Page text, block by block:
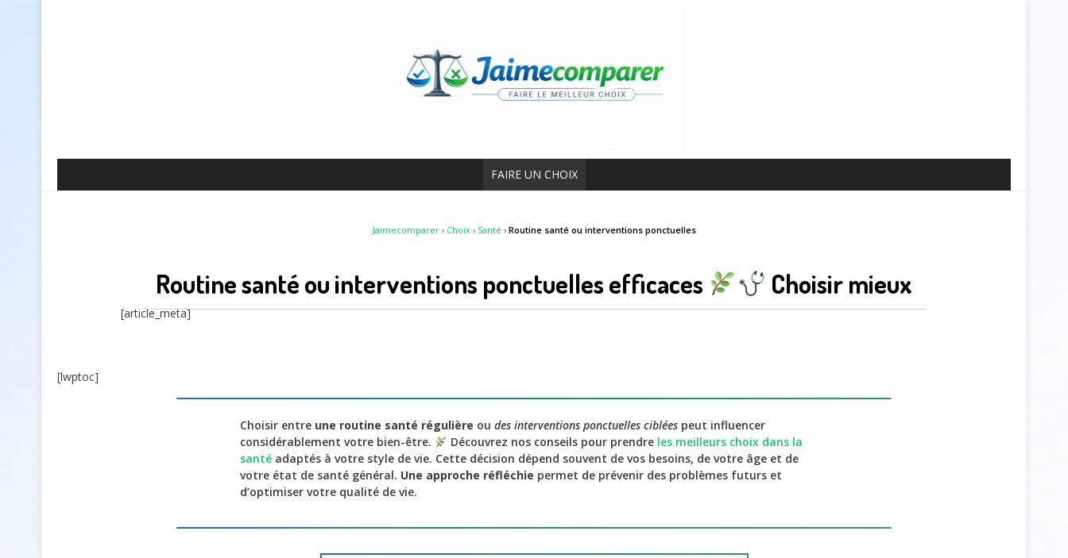
FAIRE UN CHOIX
Jaimecomparer› Choix› Santé › Routine santé ou interventions ponctuelles
Routine santé ou interventions ponctuelles efficaces Choisir mieux
[article_meta]
[lwptoc]
Choisir entre une routine santé régulière ou des interventions ponctuelles ciblées peut influencer
considérablement votre bien-être.
Découvrez nos conseils pour prendre les meilleurs choix dans la
santé adaptés à votre style de vie. Cette décision dépend souvent de vos besoins, de votre âge et de
votre état de santé général. Une approche réfléchie permet de prévenir des problèmes futurs et
d’optimiser votre qualité de vie.